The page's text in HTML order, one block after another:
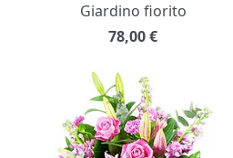
Giardino fiorito
78,00€